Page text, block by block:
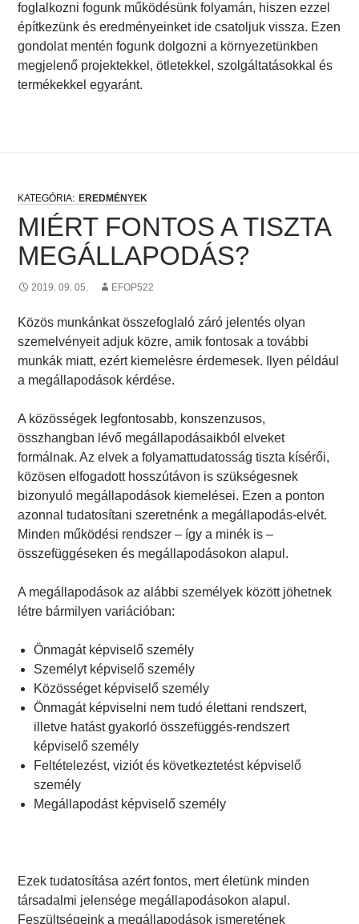
foglalkozni fogunk működésünk folyamán, hiszen ezzel
építkezünk és eredményeinket ide csatoljuk vissza. Ezen
gondolat mentén fogunk dolgozni a környezetünkben
megjelenő projektekkel, ötletekkel, szolgáltatásokkal és
termékekkel egyaránt.
EREDMÉNYEK
MIÉRT FONTOS A TISZTA
MEGÁLLAPODÁS?
2019. 09. 05. EFOP522
Közös munkánkat összefoglaló záró jelentés olyan
szemelvényeit adjuk közre, amik fontosak a további
munkák miatt, ezért kiemelésre érdemesek. Ilyen például
a megállapodások kérdése.
A közösségek legfontosabb, konszenzusos,
összhangban lévő megállapodásaikból elveket
formálnak. Az elvek a folyamattudatosság tiszta kísérői,
közösen elfogadott hosszútávon is szükségesnek
bizonyuló megállapodások kiemelései. Ezen a ponton
azonnal tudatosítani szeretnénk a megállapodás-elvét.
Minden működési rendszer – így a minék is –
összefüggéseken és megállapodásokon alapul.
A megállapodások az alábbi személyek között jöhetnek
létre bármilyen variációban:
Önmagát képviselő személy
Személyt képviselő személy
Közösséget képviselő személy
Önmagát képviselni nem tudó élettani rendszert,
illetve hatást gyakorló összefüggés-rendszert
képviselő személy
Feltételezést, viziót és következtetést képviselő
személy
Megállapodást képviselő személy
Ezek tudatosítása azért fontos, mert életünk minden
társadalmi jelensége megállapodásokon alapul.
Feszültségeink a megállapodások ismeretének